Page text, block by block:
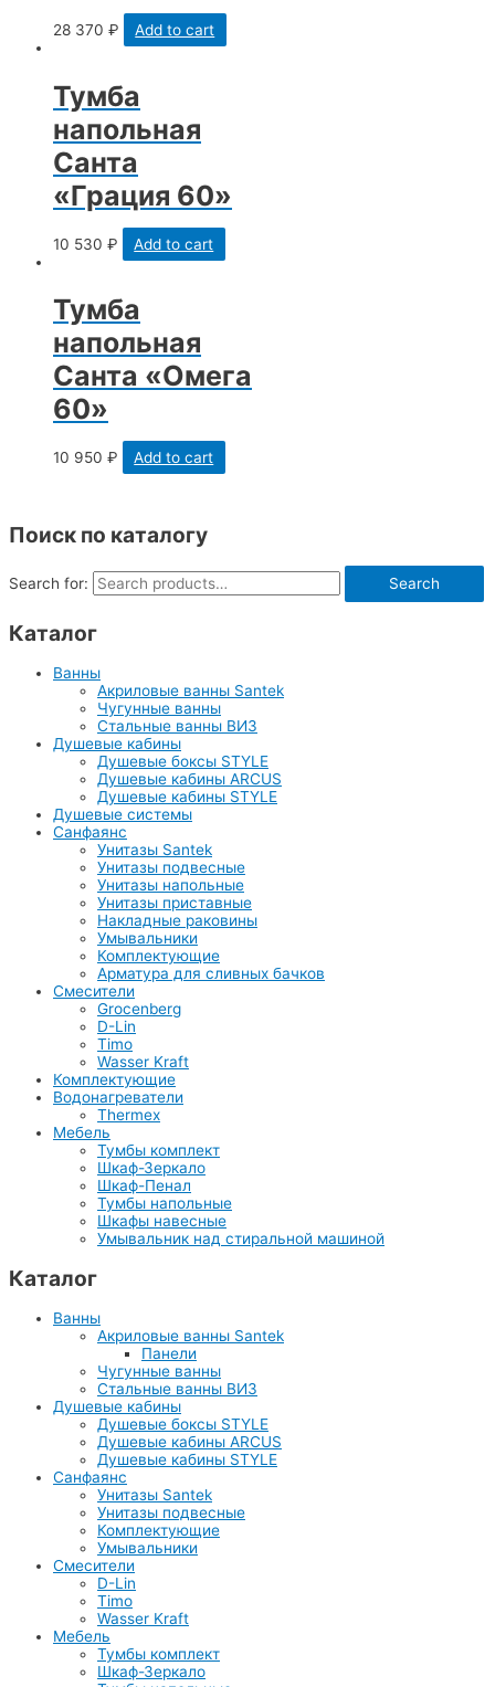
Поиск по каталогу
Search for: Search
Каталог
Ванны
Акриловые ванны Santek
Чугунные ванны
Стальные ванны ВИЗ
Душевые кабины
Душевые боксы STYLE
Душевые кабины ARCUS
Душевые кабины STYLE
Душевые системы
Санфаянс
Унитазы Santek
Унитазы подвесные
Унитазы напольные
Унитазы приставные
Накладные раковины
Умывальники
Комплектующие
Арматура для сливных бачков
Смесители
Grocenberg
D-Lin
Timo
Wasser Kraft
Комплектующие
Водонагреватели
Thermex
Мебель
Тумбы комплект
Шкаф-Зеркало
Шкаф-Пенал
Тумбы напольные
Шкафы навесные
Умывальник над стиральной машиной
Каталог
Ванны
Акриловые ванны Santek
Панели
Чугунные ванны
Стальные ванны ВИЗ
Душевые кабины
Душевые боксы STYLE
Душевые кабины ARCUS
Душевые кабины STYLE
Санфаянс
Унитазы Santek
Унитазы подвесные
Комплектующие
Умывальники
Смесители
D-Lin
Timo
Wasser Kraft
Мебель
Тумбы комплект
Шкаф-Зеркало
28 370 ₽ Add to cart
Тумба
напольная
Санта
«Грация 60»
10 530 ₽ Add to cart
Тумба
напольная
Санта «Омега
60»
10 950 ₽ Add to cart